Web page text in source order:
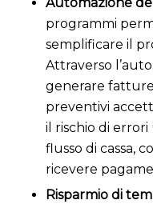
programmi
semplificare il
Attraverso
generare
preventivi
il rischio di errori
flusso di cassa,
ricevere
Risparmio di